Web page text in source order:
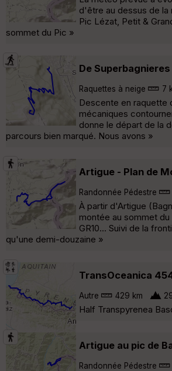
d'être au dessus de la
Pic Lézat, Petit &
sommet du Pic »
De
Raquettes à neige 7
Descente en raquette
mécaniques
donne le départ de la
parcours bien marqué. Nous avons »
Artigue - Plan de
Randonnée Pédestre
À partir d'Artigue
montée au sommet
GR10... Suivi de la
qu'une demi-douzaine »
TransOceanica
Autre 429 km
Half Transpyrenea
Artigue au pic de
Randonnée Pédestre